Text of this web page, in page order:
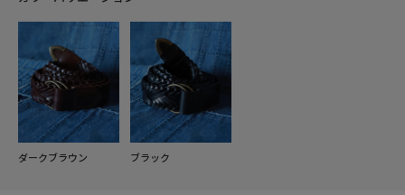
ダークブラウン ブラック